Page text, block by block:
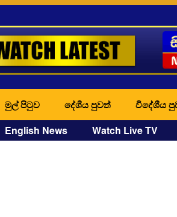
මුල් පිටුව දේශීය පුවත් විදේශීය
English News Watch Live TV